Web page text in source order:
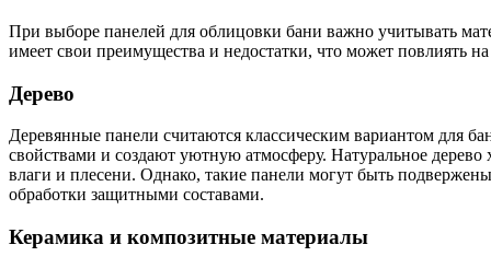
При выборе панелей для облицовки бани важно учитывать
имеет свои преимущества и недостатки, что может повлиять
Дерево
Деревянные панели считаются классическим вариантом для
свойствами и создают уютную атмосферу. Натуральное
влаги и плесени. Однако, такие панели могут быть
обработки защитными составами.
Керамика и композитные материалы